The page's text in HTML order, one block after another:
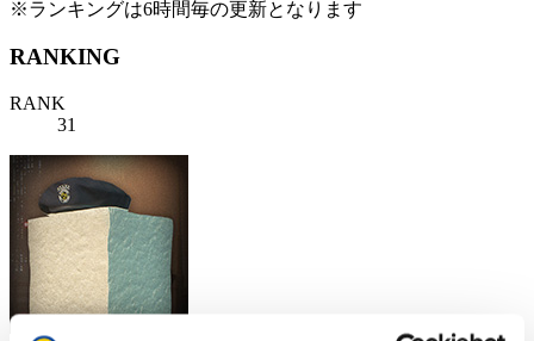
※ランキングは6時間毎の更新となります
RANKING
RANK
31